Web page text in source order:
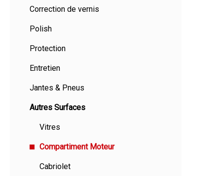
Correction de vernis
Polish
Protection
Entretien
Jantes & Pneus
Autres Surfaces
Vitres
Compartiment Moteur
Cabriolet